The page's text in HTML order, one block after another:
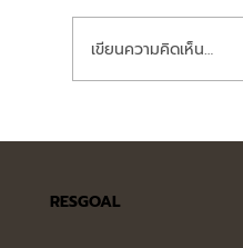
มาตรฐานการอ
เขียนความคิดเห็น…
RESGOAL